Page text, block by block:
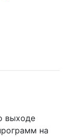
выходе
на